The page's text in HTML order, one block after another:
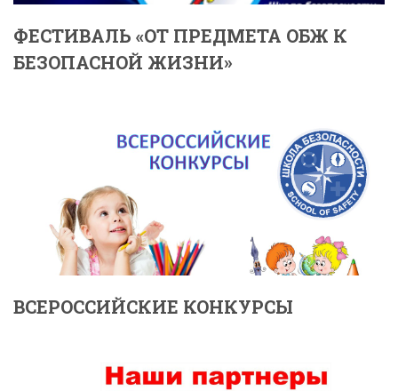
ФЕСТИВАЛЬ «ОТ ПРЕДМЕТА ОБЖ К
БЕЗОПАСНОЙ ЖИЗНИ»
ВСЕРОССИЙСКИЕ КОНКУРСЫ